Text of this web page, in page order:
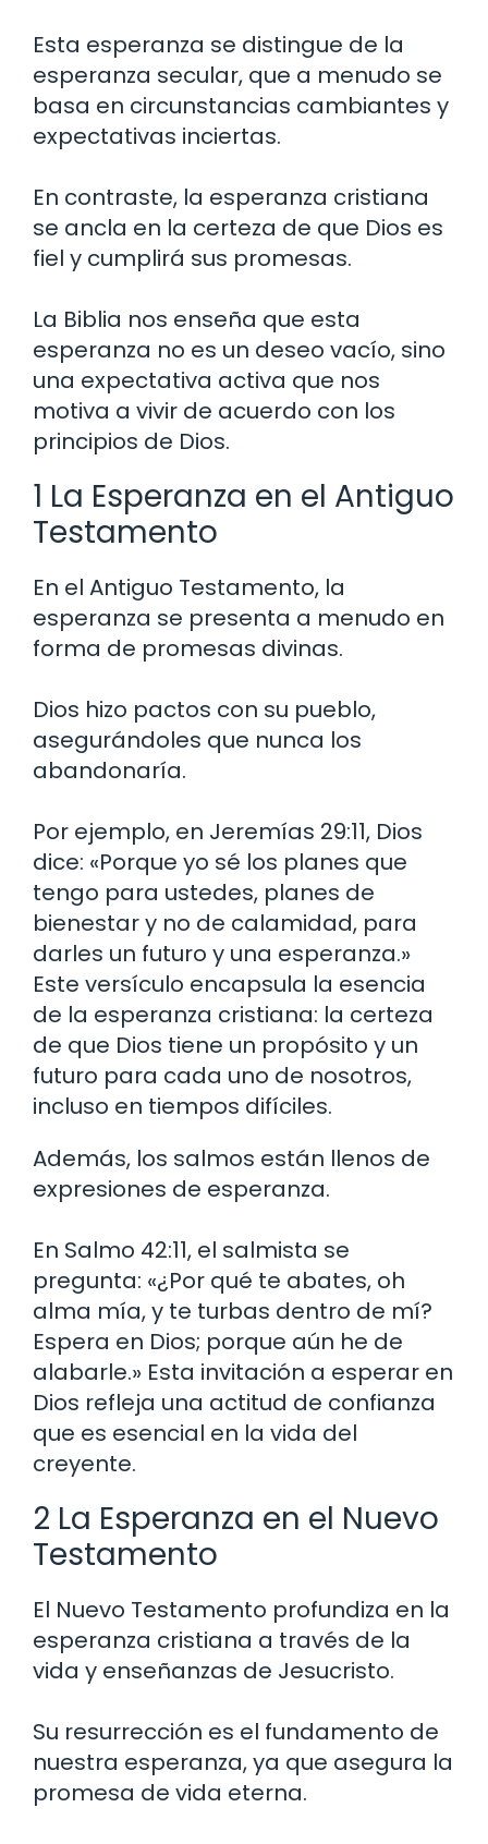
Esta esperanza se distingue de la
esperanza secular, que a menudo se
basa en circunstancias cambiantes y
expectativas inciertas.
En contraste, la esperanza cristiana
se ancla en la certeza de que Dios es
fiel y cumplirá sus promesas.
La Biblia nos enseña que esta
esperanza no es un deseo vacío, sino
una expectativa activa que nos
motiva a vivir de acuerdo con los
principios de Dios.
1 La Esperanza en el Antiguo
Testamento
En el Antiguo Testamento, la
esperanza se presenta a menudo en
forma de promesas divinas.
Dios hizo pactos con su pueblo,
asegurándoles que nunca los
abandonaría.
Por ejemplo, en Jeremías 29:11, Dios
dice: «Porque yo sé los planes que
tengo para ustedes, planes de
bienestar y no de calamidad, para
darles un futuro y una esperanza.»
Este versículo encapsula la esencia
de la esperanza cristiana: la certeza
de que Dios tiene un propósito y un
futuro para cada uno de nosotros,
incluso en tiempos difíciles.
Además, los salmos están llenos de
expresiones de esperanza.
En Salmo 42:11, el salmista se
pregunta: «¿Por qué te abates, oh
alma mía, y te turbas dentro de mí?
Espera en Dios; porque aún he de
alabarle.» Esta invitación a esperar en
Dios refleja una actitud de confianza
que es esencial en la vida del
creyente.
2 La Esperanza en el Nuevo
Testamento
El Nuevo Testamento profundiza en la
esperanza cristiana a través de la
vida y enseñanzas de Jesucristo.
Su resurrección es el fundamento de
nuestra esperanza, ya que asegura la
promesa de vida eterna.